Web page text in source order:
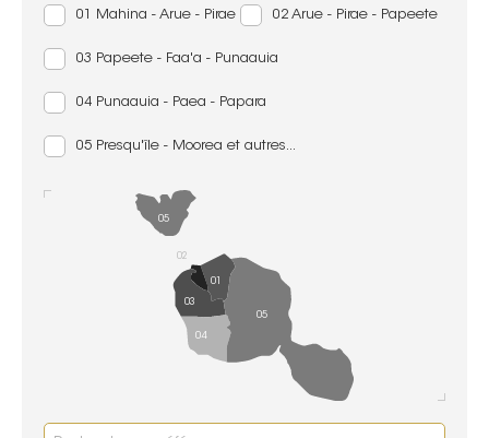
01 Mahina - Arue - Pirae 02 Arue - Pirae - Papeete
03 Papeete - Faa'a - Punaauia
04 Punaauia - Paea - Papara
05 Presqu'île - Moorea et autres...
01
02
03
04
05
05